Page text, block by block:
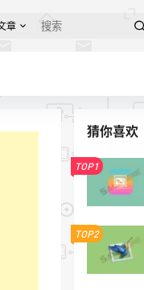
章
猜你喜欢
TOP1
TOP2